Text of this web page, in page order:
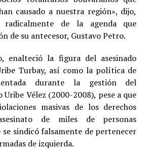
causado a nuestra región», dijo,
radicalmente de la agenda que
de su antecesor, Gustavo Petro.
enalteció la figura del asesinado
Turbay, así como la política de
durante la gestión del
Vélez (2000-2008), pese a que
masivas de los derechos
de miles de personas
se sindicó falsamente de pertenecer
de izquierda.